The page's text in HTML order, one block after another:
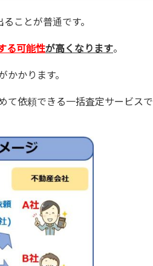
ことが普通です。
る可能性が高くなります。
かります。
て依頼できる一括査定サービスで